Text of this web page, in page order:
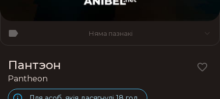
Няма пазнакі
Пантэон
Pantheon